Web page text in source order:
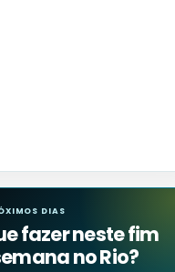
DIAS
fazer neste fim
no Rio?